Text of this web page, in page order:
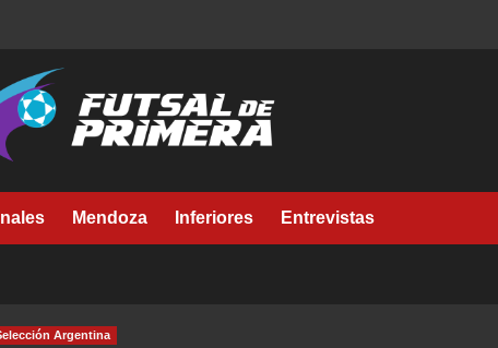
Mendoza Inferiores Entrevistas
Argentina